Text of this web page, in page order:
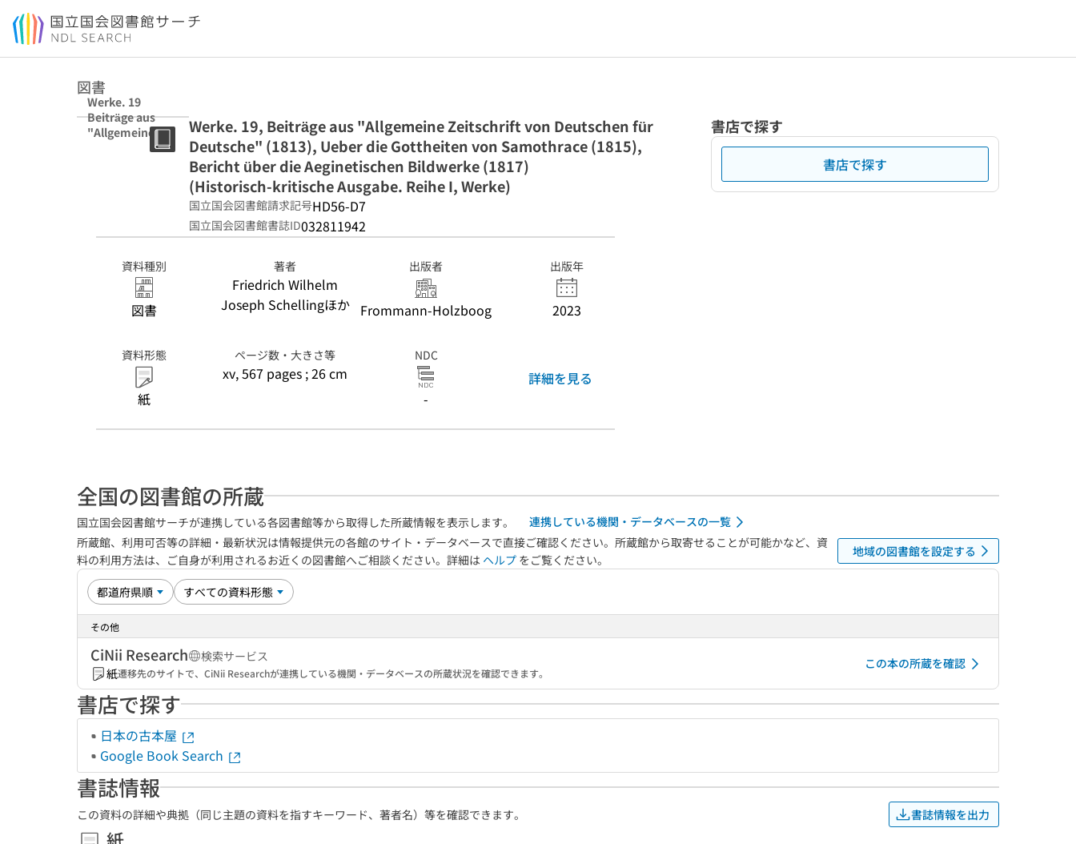
本文へ移動
図書
Werke. 19
Beiträge aus
"Allgemeine
Zeitschrift von
(1815), Bericht
Aeginetischen
Bildwerke (1817)
(Historisch-
kritische
Werke. 19, Beiträge aus "Allgemeine Zeitschrift von Deutschen für
Deutsche" (1813), Ueber die Gottheiten von Samothrace (1815),
Bericht über die Aeginetischen Bildwerke (1817)
(Historisch-kritische Ausgabe. Reihe I, Werke)
国立国会図書館請求記号HD56-D7
国立国会図書館書誌ID032811942
資料種別
図書
著者
Friedrich Wilhelm
Joseph Schellingほか
出版者
Frommann-Holzboog
出版年
2023
資料形態
紙
ページ数・大きさ等
xv, 567 pages ; 26 cm
NDC
-
詳細を見る
書店で探す
書店で探す
全国の図書館の所蔵
国立国会図書館サーチが連携している各図書館等から取得した所蔵情報を表示します。
連携している機関・データベースの一覧
所蔵館、利用可否等の詳細・最新状況は情報提供元の各館のサイト・データベースで直接ご確認ください。所蔵館から取寄せることが可能かなど、資
料の利用方法は、ご自身が利用されるお近くの図書館へご相談ください。詳細は ヘルプ をご覧ください。
地域の図書館を設定する
その他
CiNii Research
検索サービス
紙遷移先のサイトで、CiNii Researchが連携している機関・データベースの所蔵状況を確認できます。
この本の所蔵を確認
書店で探す
日本の古本屋
Google Book Search
書誌情報
この資料の詳細や典拠（同じ主題の資料を指すキーワード、著者名）等を確認できます。 書誌情報を出力